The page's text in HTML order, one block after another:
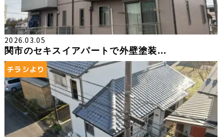
2026.03.05
関市のセキスイアパートで外壁塗装...
チラシより